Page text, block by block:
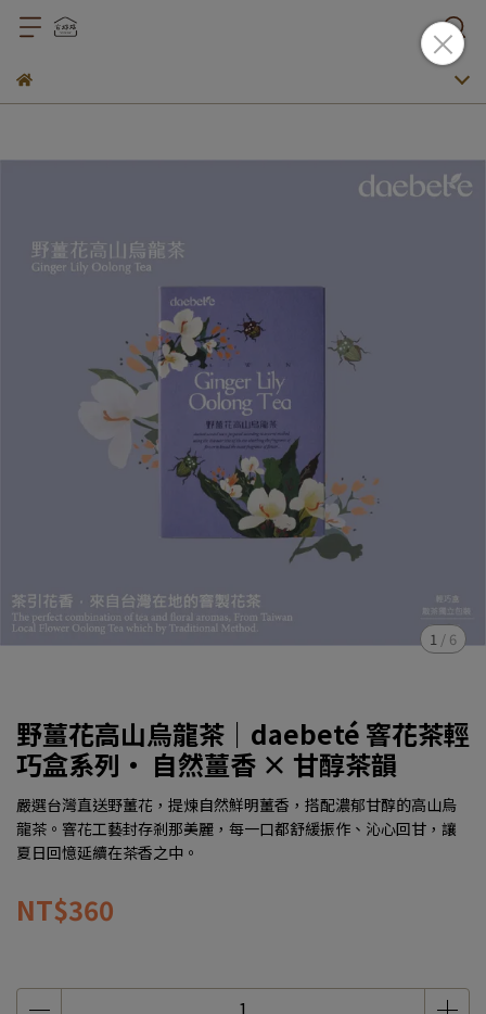
1 / 6
野薑花高山烏龍茶｜daebeté 窨花茶輕
巧盒系列・ 自然薑香 × 甘醇茶韻
嚴選台灣直送野薑花，提煉自然鮮明薑香，搭配濃郁甘醇的高山烏
龍茶。窨花工藝封存剎那美麗，每一口都舒緩振作、沁心回甘，讓
夏日回憶延續在茶香之中。
NT$360